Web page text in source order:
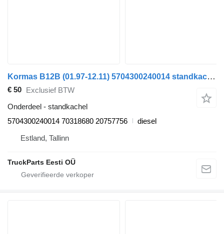
Kormas B12B (01.97-12.11) 5704300240014 standkachel voor Volvo B6, B7, B9, B10, B12 bus (1978-2011)
€ 50 Exclusief BTW
Onderdeel - standkachel
5704300240014 70318680 20757756
diesel
Estland, Tallinn
TruckParts Eesti OÜ